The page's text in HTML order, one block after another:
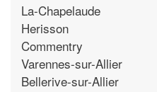
La-Chapelaude
Herisson
Commentry
Varennes-sur-Allier
Bellerive-sur-Allier